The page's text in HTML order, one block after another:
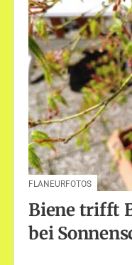
FLANEURFOTOS
Biene trifft
bei